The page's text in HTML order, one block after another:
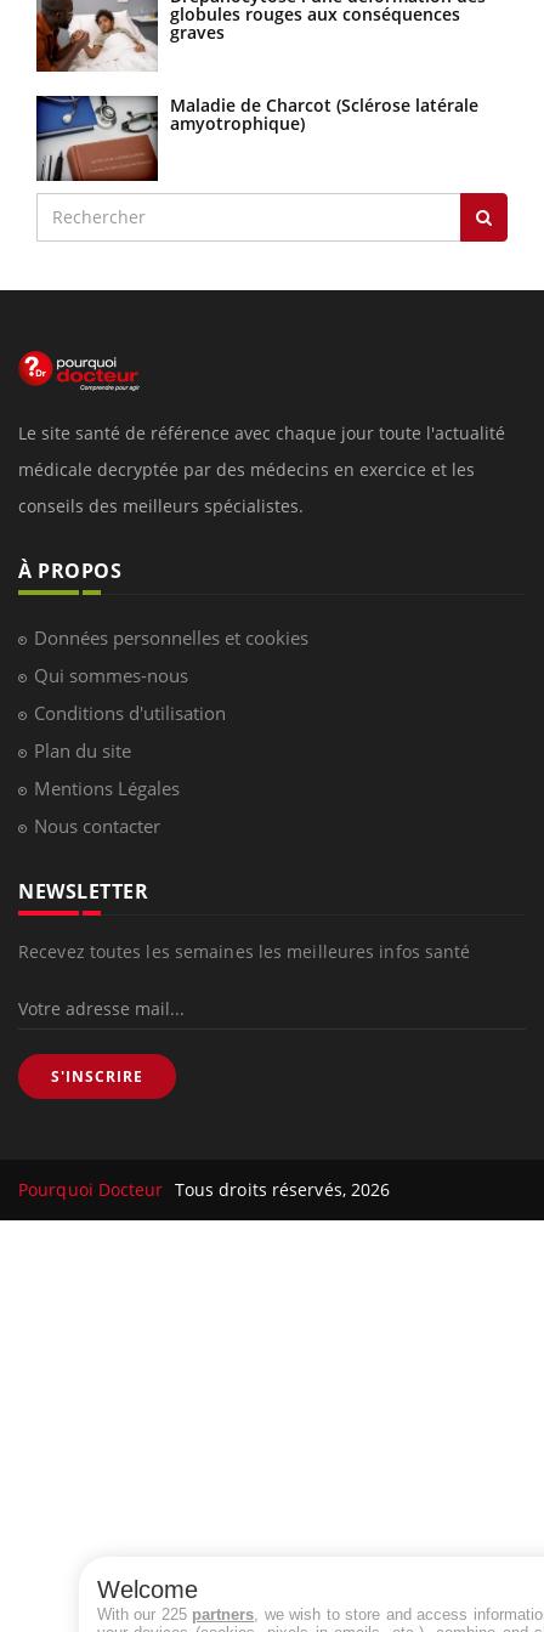
globules rouges aux conséquences
graves
Maladie de Charcot (Sclérose latérale
amyotrophique)
Le site santé de référence avec chaque jour toute l'actualité
médicale decryptée par des médecins en exercice et les
conseils des meilleurs spécialistes.
À PROPOS
Données personnelles et cookies
Qui sommes-nous
Conditions d'utilisation
Plan du site
Mentions Légales
Nous contacter
NEWSLETTER
Recevez toutes les semaines les meilleures infos santé
S'INSCRIRE
Pourquoi Docteur Tous droits réservés, 2026
Welcome
With our 225 partners , we wish to store and access